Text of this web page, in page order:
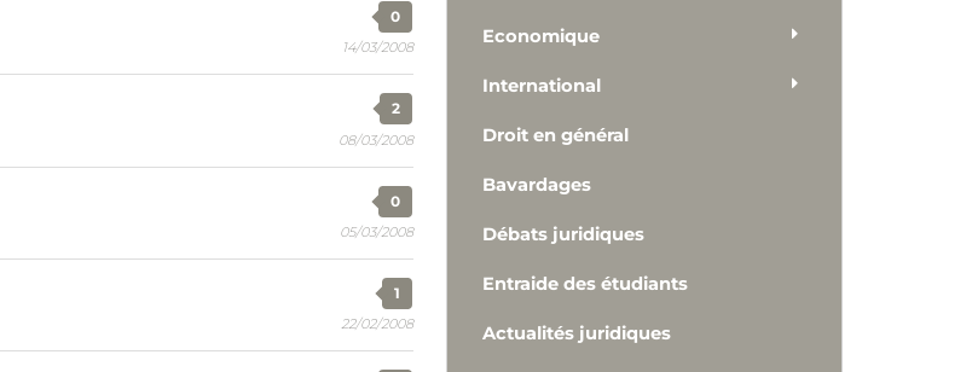
0
14/03/2008
2
08/03/2008
0
05/03/2008
1
22/02/2008
Economique
International
Droit en général
Bavardages
Débats juridiques
Entraide des étudiants
Actualités juridiques